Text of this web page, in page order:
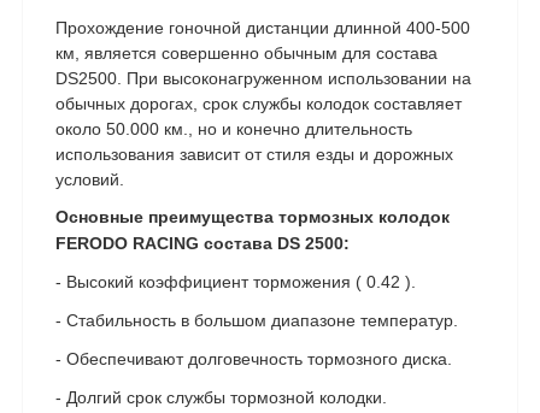
Прохождение гоночной дистанции длинной 400-500
км, является совершенно обычным для состава
DS2500. При высоконагруженном использовании на
обычных дорогах, срок службы колодок составляет
около 50.000 км., но и конечно длительность
использования зависит от стиля езды и дорожных
условий.
Основные преимущества тормозных колодок
FERODO RACING состава DS 2500:
- Высокий коэффициент торможения ( 0.42 ).
- Стабильность в большом диапазоне температур.
- Обеспечивают долговечность тормозного диска.
- Долгий срок службы тормозной колодки.